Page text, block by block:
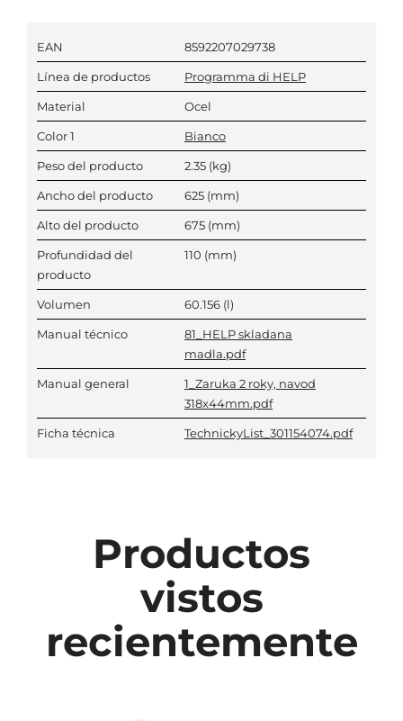
EAN 8592207029738
Línea de productos Programma di HELP
Material Ocel
Color 1 Bianco
Peso del producto 2.35 (kg)
Ancho del producto 625 (mm)
Alto del producto 675 (mm)
Profundidad del
producto
110 (mm)
Volumen 60.156 (l)
Manual técnico
81_HELP skladana
madla.pdf
Manual general
1_Zaruka 2 roky, navod
318x44mm.pdf
Ficha técnica TechnickyList_301154074.pdf
Productos
vistos
recientemente